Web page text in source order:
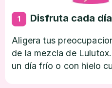
1 Disfruta cada día
Aligera tus
de la mezcla de
un día frío o con hielo